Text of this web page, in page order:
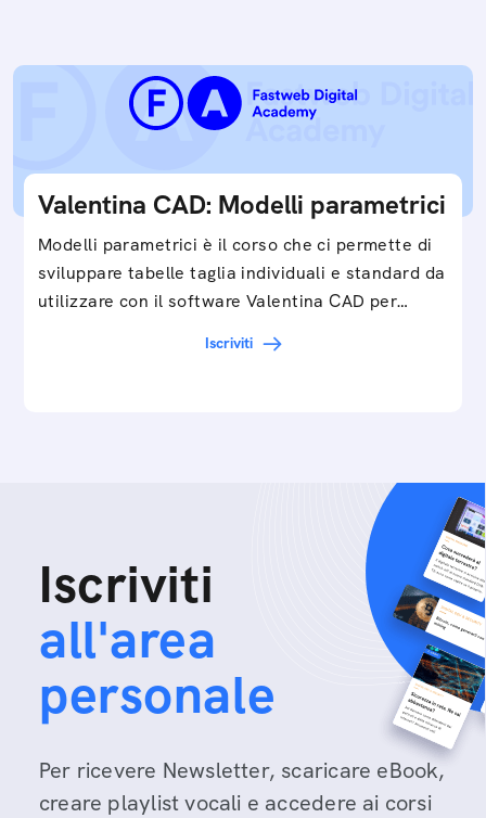
Valentina CAD: Modelli parametrici
Modelli parametrici è il corso che ci permette di
sviluppare tabelle taglia individuali e standard da
utilizzare con il software Valentina CAD per…
Iscriviti
Iscriviti
all'area
personale
Per ricevere Newsletter, scaricare eBook,
creare playlist vocali e accedere ai corsi